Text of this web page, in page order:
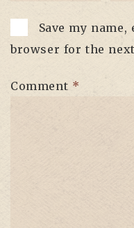
Save my
browser for the
Comment *